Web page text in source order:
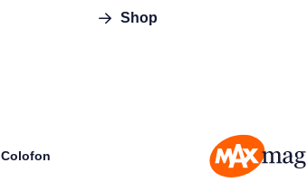
Shop
Colofon